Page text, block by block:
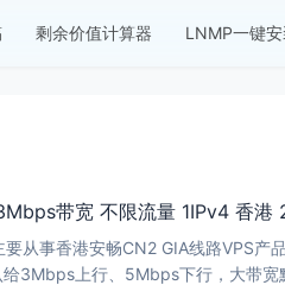
剩余价值计算器 LNMP一键
带宽 不限流量 1IPv4 香
从事香港安畅CN2 GIA线路VPS
3Mbps上行、5Mbps下行，大带